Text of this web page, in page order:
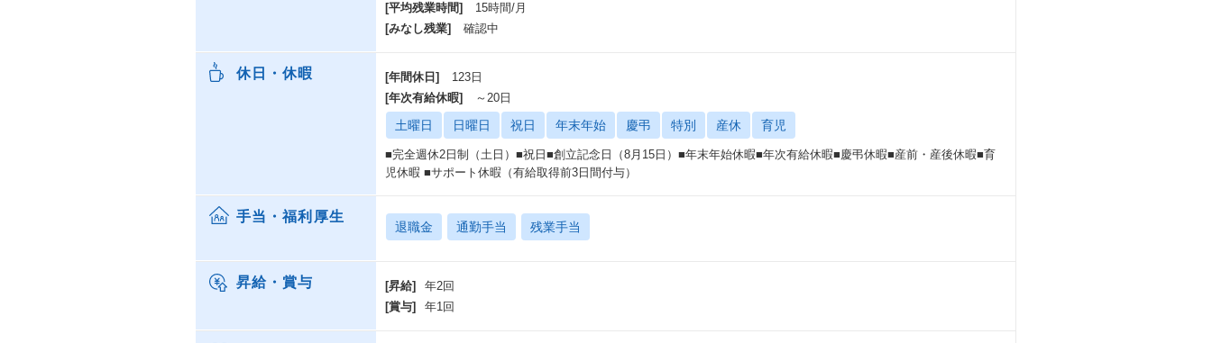
[平均残業時間]
15時間/月
[みなし残業]
確認中
休日・休暇 [年間休日]
123日
[年次有給休暇]
～20日
土曜日 日曜日 祝日 年末年始 慶弔 特別 産休 育児
■完全週休2日制（土日）■祝日■創立記念日（8月15日）■年末年始休暇■年次有給休暇■慶弔休暇■産前・産後休暇■育
児休暇 ■サポート休暇（有給取得前3日間付与）
手当・福利厚生
退職金 通勤手当 残業手当
昇給・賞与 [昇給]
年2回
[賞与]
年1回